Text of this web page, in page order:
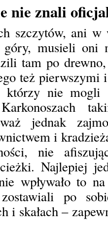
nie znali
szczytów, ani
musieli oni
tam po
też pierwszymi
nie mogli
jednak
i
nie
Najlepiej
wpływało to
po
i skałach –